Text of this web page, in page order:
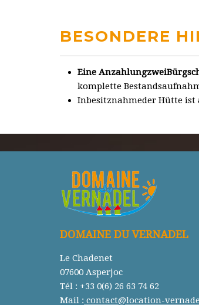
BESONDERE
Eine
komplette
Inbesitznahmeder Hütte ist
DOMAINE DU VERNADEL
Le Chadenet
07600 Asperjoc
Tél : +33 0(6) 26 63 74 62
Mail : contact@location-